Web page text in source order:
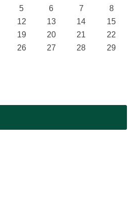
5 6 7
8
12 13 14
15
19 20 21
22
26 27 28
29